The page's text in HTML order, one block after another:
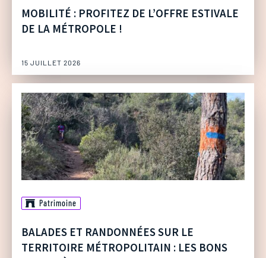
MOBILITÉ : PROFITEZ DE L’OFFRE ESTIVALE
DE LA MÉTROPOLE !
15 JUILLET 2026
Patrimoine
BALADES ET RANDONNÉES SUR LE
TERRITOIRE MÉTROPOLITAIN : LES BONS